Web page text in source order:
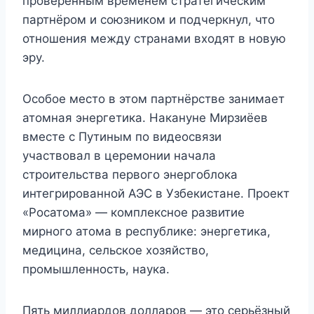
партнёром и союзником и подчеркнул, что
отношения между странами входят в новую
эру.
Особое место в этом партнёрстве занимает
атомная энергетика. Накануне Мирзиёев
вместе с Путиным по видеосвязи
участвовал в церемонии начала
строительства первого энергоблока
интегрированной АЭС в Узбекистане. Проект
«Росатома» — комплексное развитие
мирного атома в республике: энергетика,
медицина, сельское хозяйство,
промышленность, наука.
Пять миллиардов долларов — это серьёзный